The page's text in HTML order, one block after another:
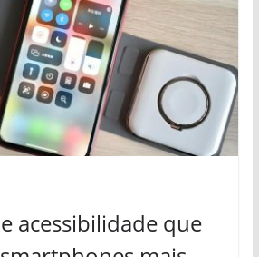
acessibilidade que